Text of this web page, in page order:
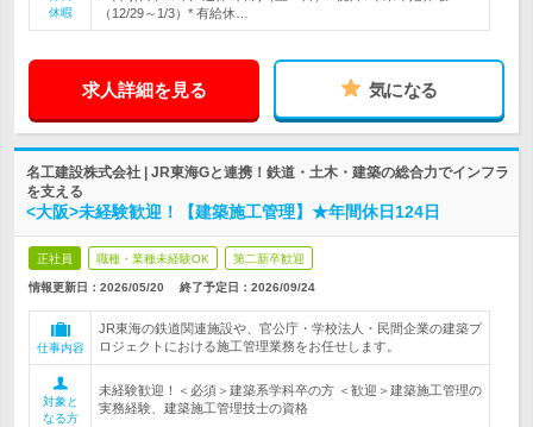
休暇
（12/29～1/3）* 有給休…
求人詳細を見る 気になる
名工建設株式会社 | JR東海Gと連携！鉄道・土木・建築の総合力でインフラ
を支える
<大阪>未経験歓迎！【建築施工管理】★年間休日124日
正社員 職種・業種未経験OK 第二新卒歓迎
情報更新日：2026/05/20 終了予定日： 2026/09/24
仕事内容
JR東海の鉄道関連施設や、官公庁・学校法人・民間企業の建築プ
ロジェクトにおける施工管理業務をお任せします。
対象と
なる方
未経験歓迎！＜必須＞建築系学科卒の方 ＜歓迎＞建築施工管理の
実務経験、建築施工管理技士の資格